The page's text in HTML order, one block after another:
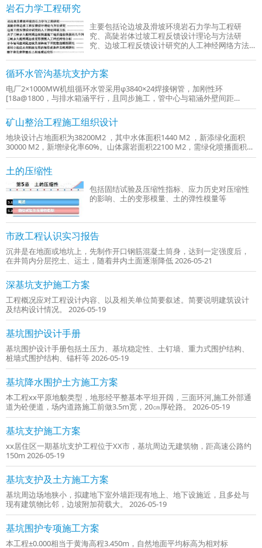
岩石力学工程研究
主要包括论边坡及滑坡环境岩石力学与工程研
究、高陡岩体过坡工程反馈设计理论与方法研
究、边坡工程反馈设计研究的人工神经网络方法
循环水管沟基坑支护方案
电厂2×1000MW机组循环水管采用φ3840×24焊接钢管，加刚性环
[18a@1800，与排水箱涵平行，且同步施工，管中心与箱涵外壁间距
3.9m。 2026-05-25
矿山整治工程施工组织设计
地块设计占地面积为38200M2 ，其中水体面积1440 M2 ，新添绿化面积
30000 M2，新增绿化率60%。山体露岩面积22100 M2，需绿化喷播面积
15470 M2。 2026-05-25
土的压缩性
包括固结试验及压缩性指标、应力历史对压缩性
的影响、土的变形模量、土的弹性模量等
市政工程认识实习报告
沉井是在地面或地坑上，先制作开口钢筋混凝土筒身，达到一定强度后，
在井筒内分层挖土、运土，随着井内土面逐渐降低 2026-05-21
深基坑支护施工方案
工程概况应对工程设计内容、以及相关单位简要叙述。简要说明建筑设计
及结构设计情况。 2026-05-19
基坑围护设计手册
基坑围护设计手册包括土压力、基坑稳定性、土钉墙、重力式围护结构、
桩墙式围护结构、锚杆等 2026-05-19
基坑降水围护土方施工方案
本工程xx平原地貌类型，地形经平整基本平坦开阔，三面环河,施工外部通
道为砼便道，场内道路施工前做3.5m宽，20㎝厚砼路。 2026-05-19
基坑支护施工方案
xx居住区一期基坑支护工程位于XX市，基坑周边无建筑物，距高速公路约
150m 2026-05-19
基坑支护及土方施工方案
基坑周边场地狭小，拟建地下室外墙距现有地上、地下设施近，且多处与
现有建筑物比邻，边坡附加荷载大。 2026-05-19
基坑围护专项施工方案
本工程±0.000相当于黄海高程3.450m，自然地面平均标高为相对标